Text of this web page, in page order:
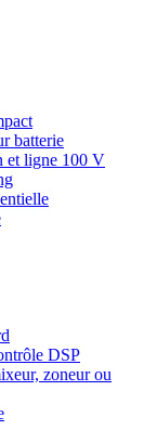
batterie
et ligne 100 V
DSP
zoneur ou